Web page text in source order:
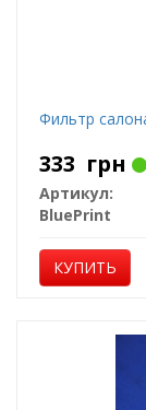
Фильтр
333 грн
Артикул:
BluePrint
КУПИТЬ